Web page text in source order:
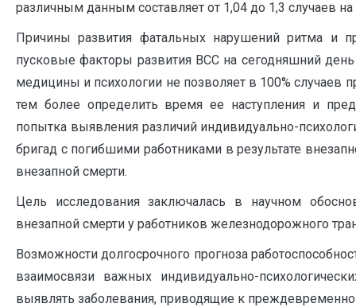
различным данным составляет от 1,04 до 1,3 случаев
Причины развития фатальных нарушений ритма и
пусковые факторы развития ВСС на сегодняшний
медицины и психологии не позволяет в 100% случаев
тем более определить время ее наступления и
попытка выявления различий индивидуально-
бригад с погибшими работниками в результате
внезапной смерти.
Цель исследования заключалась в научном
внезапной смерти у работников железнодорожного
Возможности долгосрочного прогноза
взаимосвязи важных индивидуально-
выявлять заболевания, приводящие к